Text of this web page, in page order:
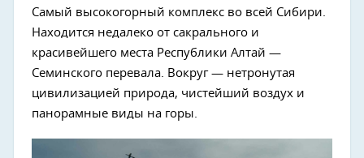
Самый высокогорный комплекс во всей Сибири.
Находится недалеко от сакрального и
красивейшего места Республики Алтай —
Семинского перевала. Вокруг — нетронутая
цивилизацией природа, чистейший воздух и
панорамные виды на горы.